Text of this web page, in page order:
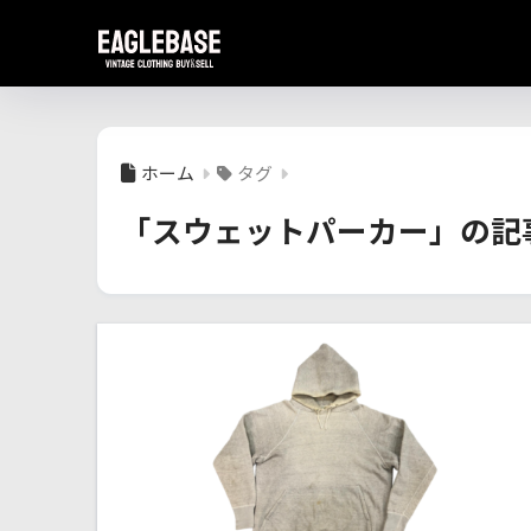
ホーム タグ
「スウェットパーカー」の